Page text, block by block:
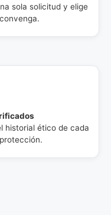
sola solicitud y elige
historial ético de cada